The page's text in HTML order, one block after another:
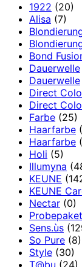
1922 (20)
Alisa (7)
Bond
Dauerwelle
Dauerwelle
Direct
Direct
Farbe (25)
Haarfarbe
Haarfarbe
Holi (5)
Illumyna
KEUNE
KEUNE
Nectar (0)
Sens.ùs
So Pure (8)
Style (30)